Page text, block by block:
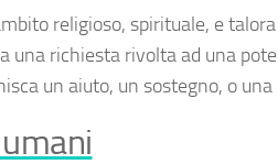
religioso, spirituale, e
una richiesta rivolta ad una
un aiuto, un sostegno, o una